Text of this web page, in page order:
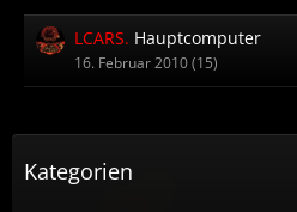
LCARS. Hauptcomputer
16. Februar 2010 (15)
Kategorien